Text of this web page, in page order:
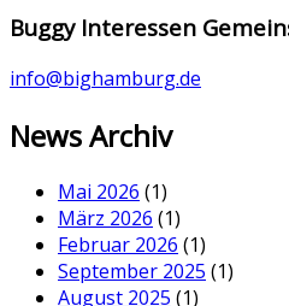
Buggy Interessen
info@bighamburg.de
News Archiv
Mai 2026 (1)
März 2026 (1)
Februar 2026 (1)
September 2025 (1)
August 2025 (1)